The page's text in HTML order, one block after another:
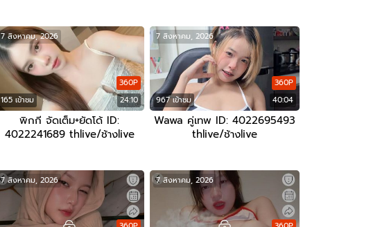
165 เข้าชม 24:10
360P
7 สิงหาคม, 2026
พิกกี จัดเต็ม+ยัดโด้ ID:
4022241689 thlive/ช้างlive
967 เข้าชม 40:04
360P
7 สิงหาคม, 2026
Wawa คู่เทพ ID: 4022695493
thlive/ช้างlive
7 สิงหาคม, 2026 7 สิงหาคม, 2026